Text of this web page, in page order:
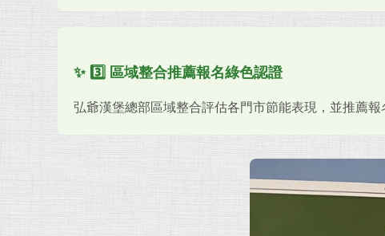
✨ 3️⃣ 區域整合推薦報名綠色認證
弘爺漢堡總部區域整合評估各門市節能表現，並推薦報